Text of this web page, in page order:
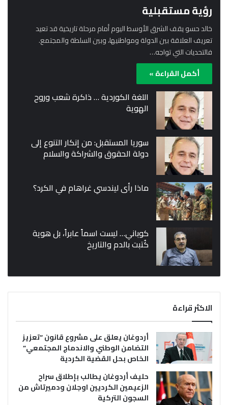
رؤية مستقبلية
خالد حسو يقف الشرق الأوسط اليوم أمام مرحلة تاريخية قد تعيد
تعريف العلاقة بين الدولة ومواطنيها، وبين السلطة والمجتمع.
فالتحديات التي تواجه…
أكمل القراءة »
اللغة الكوردية … ذاكرة شعب وروح
الهوية
سوريا المستقبل: من إنكار التنوع إلى
دولة الحقوق والشراكة والسلام
ماذا رأى ليندسي غراهام في الكرد؟
كوباني… ليست اسماً عابراً، بل هوية
كُتبت بالدم والتاريخ
الاكثر قراءة
أردوغان يعلق على مشروع قانون “تعزيز
التضامن الوطني والاندماج المجتمعي”
الخاص بحل القضية الكردية
حليف أردوغان يطالب بإطلاق سراح
الزعيمين الكرديين اوجلان ودميرتاش من
السجون التركية